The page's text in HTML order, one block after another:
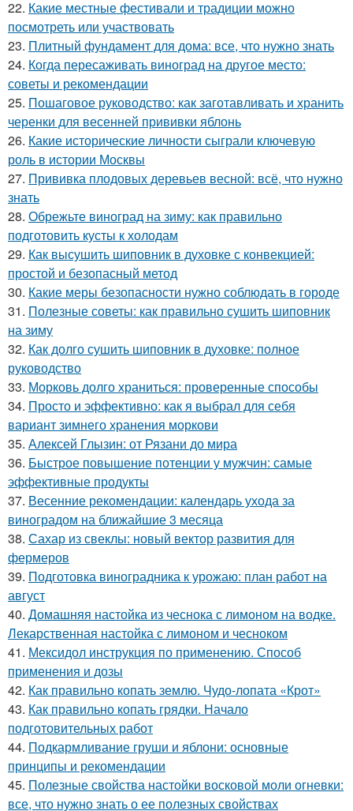
22. Какие местные фестивали и традиции можно
посмотреть или участвовать
23. Плитный фундамент для дома: все, что нужно знать
24. Когда пересаживать виноград на другое место:
советы и рекомендации
25. Пошаговое руководство: как заготавливать и хранить
черенки для весенней прививки яблонь
26. Какие исторические личности сыграли ключевую
роль в истории Москвы
27. Прививка плодовых деревьев весной: всё, что нужно
знать
28. Обрежьте виноград на зиму: как правильно
подготовить кусты к холодам
29. Как высушить шиповник в духовке с конвекцией:
простой и безопасный метод
30. Какие меры безопасности нужно соблюдать в городе
31. Полезные советы: как правильно сушить шиповник
на зиму
32. Как долго сушить шиповник в духовке: полное
руководство
33. Морковь долго храниться: проверенные способы
34. Просто и эффективно: как я выбрал для себя
вариант зимнего хранения моркови
35. Алексей Глызин: от Рязани до мира
36. Быстрое повышение потенции у мужчин: самые
эффективные продукты
37. Весенние рекомендации: календарь ухода за
виноградом на ближайшие 3 месяца
38. Сахар из свеклы: новый вектор развития для
фермеров
39. Подготовка виноградника к урожаю: план работ на
август
40. Домашняя настойка из чеснока с лимоном на водке.
Лекарственная настойка с лимоном и чесноком
41. Мексидол инструкция по применению. Способ
применения и дозы
42. Как правильно копать землю. Чудо-лопата «Крот»
43. Как правильно копать грядки. Начало
подготовительных работ
44. Подкармливание груши и яблони: основные
принципы и рекомендации
45. Полезные свойства настойки восковой моли огневки:
все, что нужно знать о ее полезных свойствах